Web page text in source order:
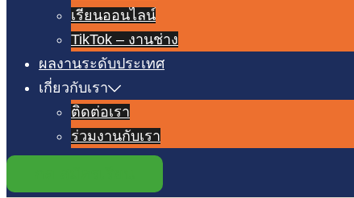
เรียนออนไลน์
TikTok – งานช่าง
ผลงานระดับประเทศ
เกี่ยวกับเรา
ติดต่อเรา
ร่วมงานกับเรา